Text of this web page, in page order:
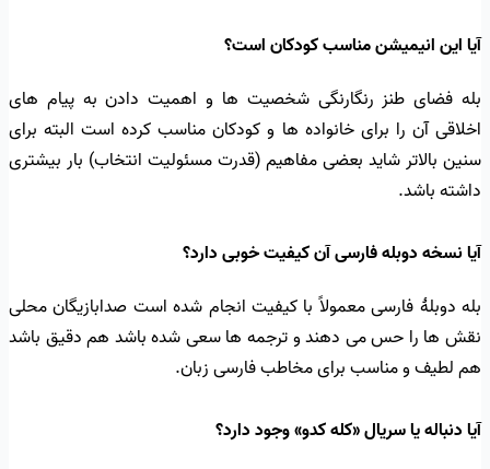
آیا این انیمیشن مناسب کودکان است؟
بله فضای طنز رنگارنگی شخصیت ها و اهمیت دادن به پیام های
اخلاقی آن را برای خانواده ها و کودکان مناسب کرده است البته برای
سنین بالاتر شاید بعضی مفاهیم (قدرت مسئولیت انتخاب) بار بیشتری
داشته باشد.
آیا نسخه دوبله فارسی آن کیفیت خوبی دارد؟
بله دوبلهٔ فارسی معمولاً با کیفیت انجام شده است صدابازیگان محلی
نقش ها را حس می دهند و ترجمه ها سعی شده باشد هم دقیق باشد
هم لطیف و مناسب برای مخاطب فارسی زبان.
آیا دنباله یا سریال «کله کدو» وجود دارد؟